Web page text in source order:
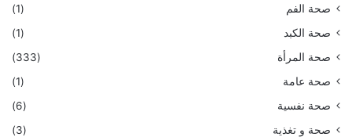
صحة الفم
(1)
صحة الكبد
(1)
صحة المرأة
(333)
صحة عامة
(1)
صحة نفسية
(6)
صحة و تغذية
(3)